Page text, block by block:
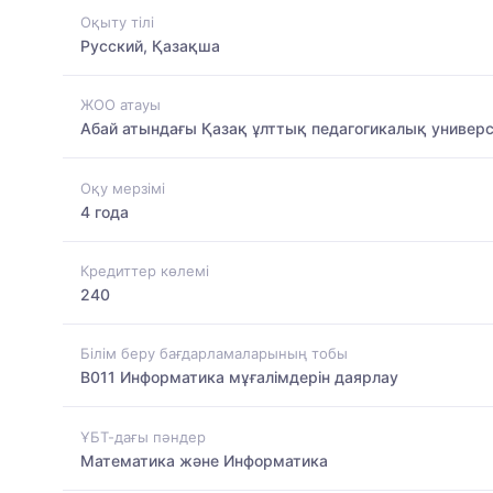
Оқыту тілі
Русский, Қазақша
ЖОО атауы
Абай атындағы Қазақ ұлттық педагогикалық
Оқу мерзімі
4 года
Кредиттер көлемі
240
Білім беру бағдарламаларының тобы
B011 Информатика мұғалімдерін даярлау
ҰБТ-дағы пәндер
Математика және Информатика